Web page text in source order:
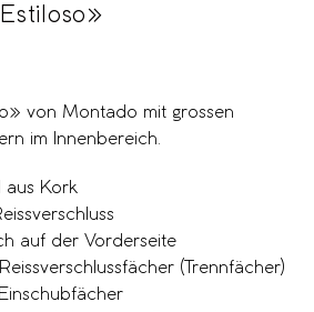
von Montado mit grossen
im Innenbereich.
aus Kork
auf der Vorderseite
(Trennfächer)